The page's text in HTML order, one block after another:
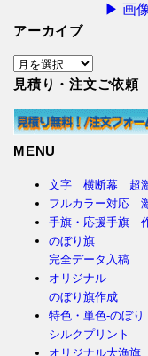
▶ 画
アーカイブ
ア
ー
イ
見積り・注文ご依頼
MENU
文字 横断幕 超
フルカラー対応
手旗・応援手旗
のぼり旗
完全データ入稿
オリジナル
のぼり旗作成
特色・単色-のぼり
シルクプリント
オリジナル大漁旗